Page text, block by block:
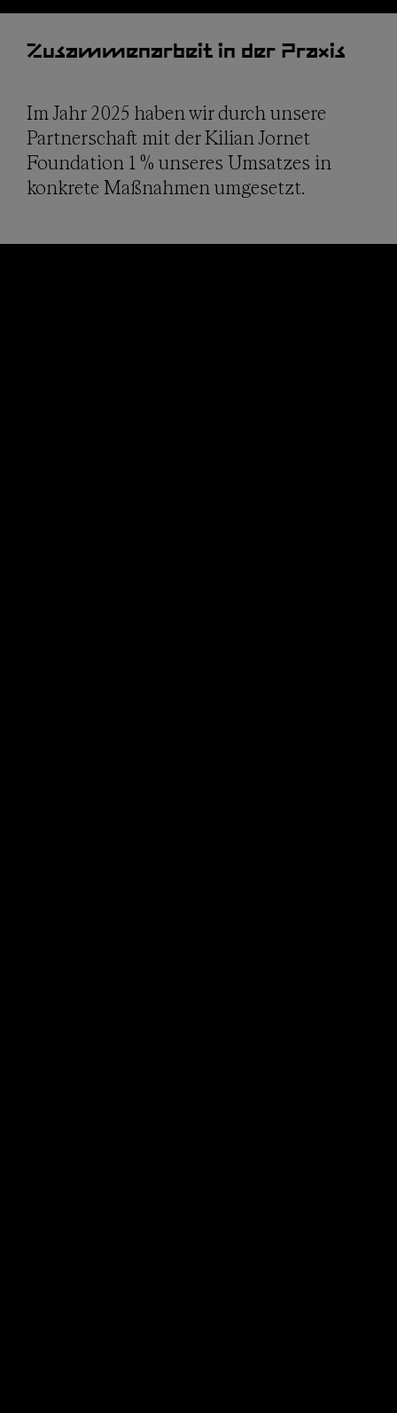
Zusammenarbeit in der Praxis
Im Jahr 2025 haben wir durch unsere
Partnerschaft mit der Kilian Jornet
Foundation 1 % unseres Umsatzes in
konkrete Maßnahmen umgesetzt.